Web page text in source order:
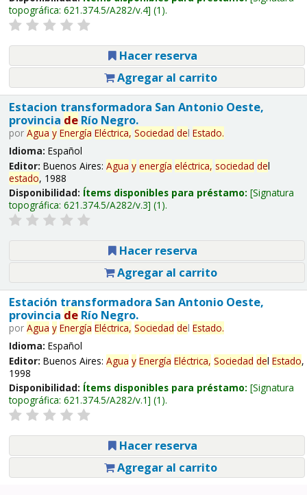
topográfica: 621.374.5/A282/v.4 (1).
Hacer reserva
Agregar al carrito
Estacion transformadora San Antonio Oeste,
provincia deRío Negro.
por Agua y Energía Eléctrica, Sociedad del Estado.
Idioma: Español
Editor: Buenos Aires: Agua y energía eléctrica, sociedad del
estado, 1988
Disponibilidad: Ítems disponibles para préstamo: Signatura
topográfica: 621.374.5/A282/v.3 (1).
Hacer reserva
Agregar al carrito
Estación transformadora San Antonio Oeste,
provincia deRío Negro.
por Agua y Energía Eléctrica, Sociedad del Estado.
Idioma: Español
Editor: Buenos Aires: Agua y Energía Eléctrica, Sociedad del Estado,
1998
Disponibilidad: Ítems disponibles para préstamo: Signatura
topográfica: 621.374.5/A282/v.1 (1).
Hacer reserva
Agregar al carrito